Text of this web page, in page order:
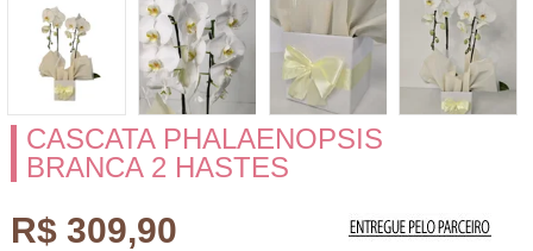
CASCATA PHALAENOPSIS
BRANCA 2 HASTES
R$ 309,90